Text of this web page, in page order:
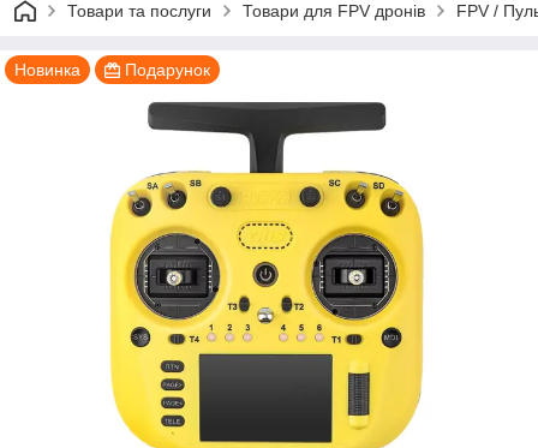
Товари та послуги Товари для FPV дронів FPV /
Новинка Подарунок